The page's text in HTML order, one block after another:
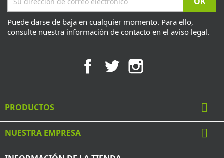
Puede darse de baja en cualquier momento. Para ello,
consulte nuestra información de contacto en el aviso legal.
FacebookTwitter
PRODUCTOS 
NUESTRA EMPRESA 